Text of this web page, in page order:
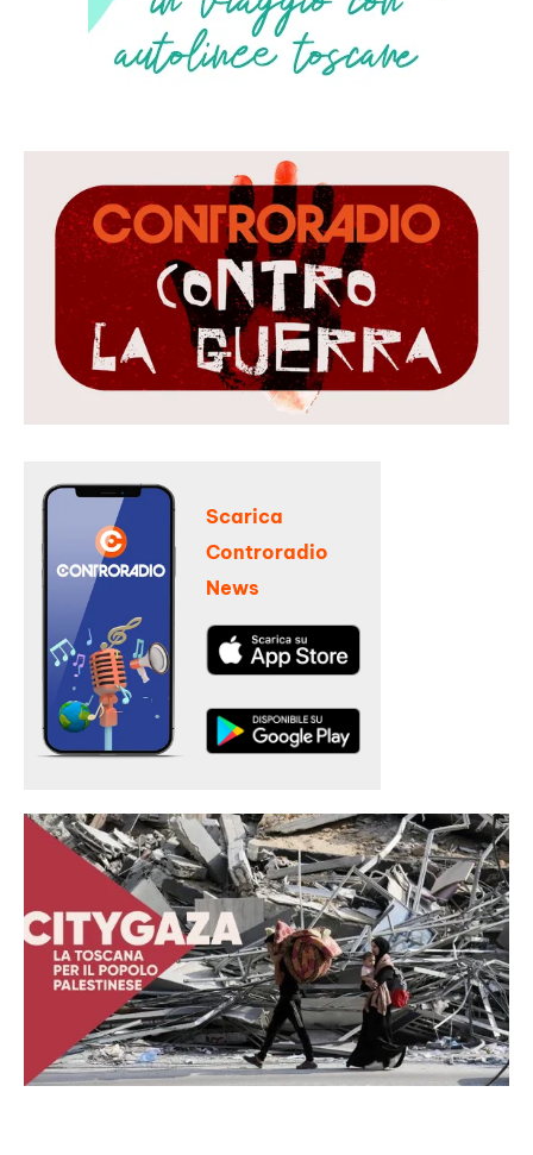
Scarica
Controradio
News